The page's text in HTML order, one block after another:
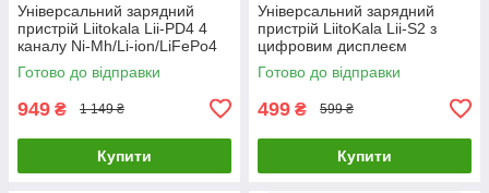
Універсальний зарядний
пристрій Liitokala Lii-PD4 4
каналу Ni-Mh/Li-ion/LiFePo4
220V/12V LCD
Готово до відправки
949 ₴ 1 149 ₴
Купити
Універсальний зарядний
пристрій LiitoKala Lii-S2 з
цифровим дисплеєм
Готово до відправки
499 ₴ 599 ₴
Купити